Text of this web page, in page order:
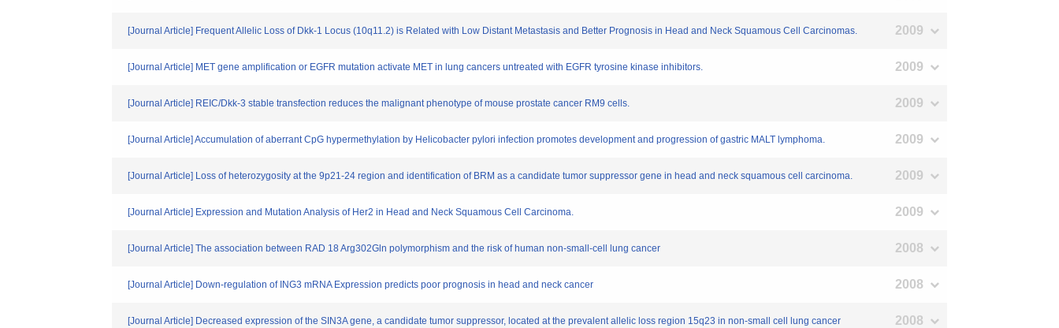
[Journal Article] Frequent Allelic Loss of Dkk-1 Locus (10q11.2) is Related with Low Distant Metastasis and Better Prognosis in Head and Neck Squamous Cell Carcinomas. 2009
[Journal Article] MET gene amplification or EGFR mutation activate MET in lung cancers untreated with EGFR tyrosine kinase inhibitors. 2009
[Journal Article] REIC/Dkk-3 stable transfection reduces the malignant phenotype of mouse prostate cancer RM9 cells. 2009
[Journal Article] Accumulation of aberrant CpG hypermethylation by Helicobacter pylori infection promotes development and progression of gastric MALT lymphoma. 2009
[Journal Article] Loss of heterozygosity at the 9p21-24 region and identification of BRM as a candidate tumor suppressor gene in head and neck squamous cell carcinoma. 2009
[Journal Article] Expression and Mutation Analysis of Her2 in Head and Neck Squamous Cell Carcinoma. 2009
[Journal Article] The association between RAD 18 Arg302Gln polymorphism and the risk of human non-small-cell lung cancer 2008
[Journal Article] Down-regulation of ING3 mRNA Expression predicts poor prognosis in head and neck cancer 2008
[Journal Article] Decreased expression of the SIN3A gene, a candidate tumor suppressor, located at the prevalent allelic loss region 15q23 in non-small cell lung cancer 2008